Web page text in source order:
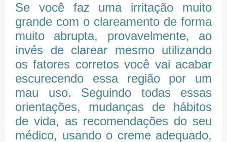
Se você faz uma irritação muito
grande com o clareamento de forma
muito abrupta, provavelmente, ao
invés de clarear mesmo utilizando
os fatores corretos você vai acabar
escurecendo essa região por um
mau uso. Seguindo todas essas
orientações, mudanças de hábitos
de vida, as recomendações do seu
médico, usando o creme adequado,